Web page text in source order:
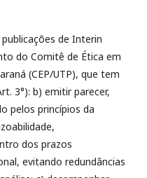
de Interin
do Comitê de Ética em
(CEP/UTP), que tem
3°): b) emitir parecer,
pelos princípios da
dos prazos
evitando redundâncias